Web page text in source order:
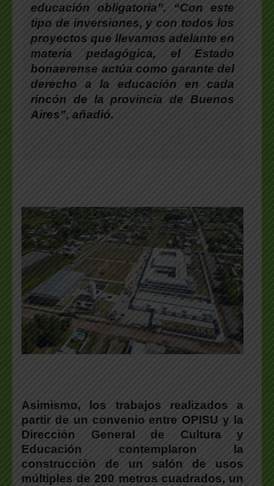
educación obligatoria”. “Con este
tipo de inversiones, y con todos los
proyectos que llevamos adelante en
materia pedagógica, el Estado
bonaerense actúa como garante del
derecho a la educación en cada
rincón de la provincia de Buenos
Aires”, añadió.
Asimismo, los trabajos realizados a
partir de un convenio entre OPISU y la
Dirección General de Cultura y
Educación contemplaron la
construcción de un salón de usos
múltiples de 200 metros cuadrados, un